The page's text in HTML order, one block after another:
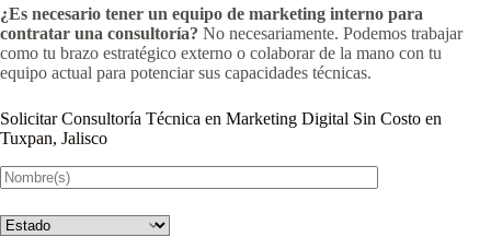
¿Es necesario tener un equipo de marketing interno para
contratar una consultoría? No necesariamente. Podemos trabajar
como tu brazo estratégico externo o colaborar de la mano con tu
equipo actual para potenciar sus capacidades técnicas.
Solicitar Consultoría Técnica en Marketing Digital Sin Costo en
Tuxpan, Jalisco